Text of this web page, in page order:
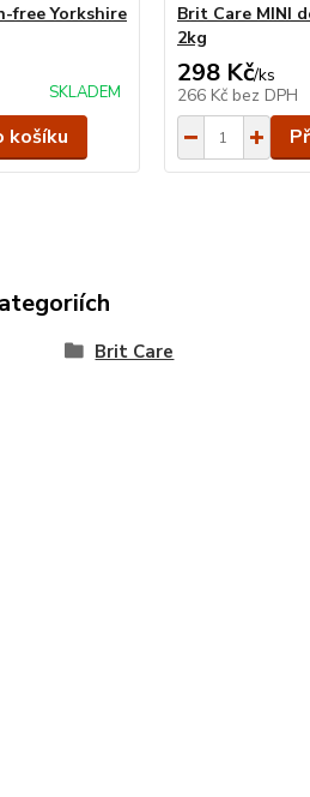
free Yorkshire
SKLADEM
košíku
Brit Care MINI
2kg
298 Kč/ks
266 Kč bez DPH
Brit Care